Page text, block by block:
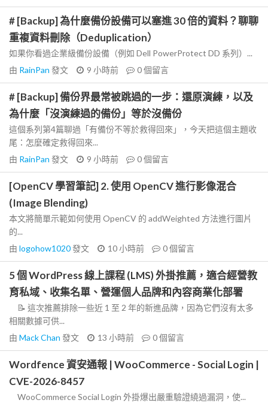
# [Backup] 為什麼備份設備可以塞進 30 倍的資料？聊聊
重複資料刪除（Deduplication）
如果你看過企業級備份設備（例如 Dell PowerProtect DD 系列）...
由 RainPan 發文 9 小時前 0個留言
# [Backup] 備份界最常被跳過的一步：還原演練，以及
為什麼「沒演練過的備份」等於沒備份
這個系列第4篇聊過「有備份不等於救得回來」，今天把這個主題收
尾：怎麼確定救得回來...
由 RainPan 發文 9 小時前 0個留言
[OpenCV 學習筆記] 2. 使用 OpenCV 進行影像混合
(Image Blending)
本文將簡單示範如何使用 OpenCV 的 addWeighted 方法進行圖片
的...
由 logohow1020發文 10 小時前 0個留言
5 個 WordPress 線上課程 (LMS) 外掛推薦，適合經營教
育私域、收集名單、營運個人品牌和內容商業化部署
📝 這次推薦排除一些近 1 至 2 年的新進品牌，因為它們沒有太多
相關數據可供...
由 Mack Chan 發文 13 小時前 0個留言
Wordfence 資安通報 | WooCommerce - Social Login |
CVE-2026-8457
WooCommerce Social Login 外掛爆出嚴重驗證繞過漏洞，使...